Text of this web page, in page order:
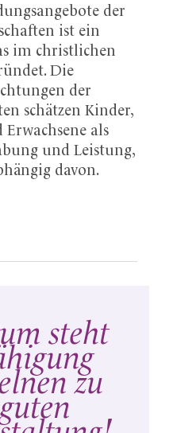
der
ist ein
im christlichen
Die
der
schätzen Kinder,
als
und Leistung,
davon.
steht
zu